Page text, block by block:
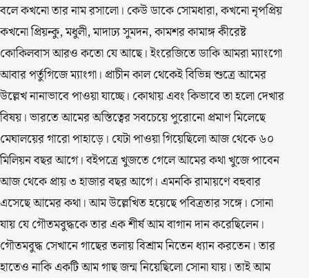
বলে কখনো তার নাম রসালো। কেউ ডাকে সোমধারা, কখনো নৃপপ্রিয়
কখনো প্রিয়ন্কু, মধুলী, মাদাঢ্য সুমদন, কামশর কামাঙ্গ কীরেষ্ট
কোকিলবাস আরও কতো যে আছে। ইংরেজিতে ডাকি আমরা ম্যাংগো
আবার পর্তুগিজে ম্যাংগা। প্রাচীন কাল থেকেই বিভিন্ন শুত্রে আমের
উল্লেখ নানাভাবে পাওয়া যাচ্ছে। কোথায় এবং কিভাবে তা হলো দেখার
বিষয়। ভারতে আমের অস্তিত্বের সবচেয়ে পুরোনো প্রমাণ মিলেছে
মেঘালয়ের গারো পাহাড়ে। যেটা পাওয়া গিয়েছিলো আজ থেকে ৬০
মিলিয়ন বছর আগে। বইপত্রে খুজতে গেলে আমের কথা খুজে পাবেন
আজ থেকে প্রায় ৩ হাজার বছর আগে। এমনকি রামায়ণে বহুবার
এসেছে আমের কথা। আম উল্লেখিত হয়েছে পবিত্রতার সঙ্গে। সোনা
যায় যে গৌতমবুদ্ধকে তার এক শীর্ষ আম বাগান দান করেছিলেন।
গৌতমবুদ্ধ সেখানে গাছের তলায় বিশ্রাম নিতেন ধ্যান করতেন। তার
হাতেও নাকি একটি আম গাছ জন্ম নিয়েছিলো সোনা যায়। তাই আম